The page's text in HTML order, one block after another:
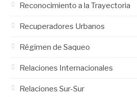
Reconocimiento a la Trayectoria
Recuperadores Urbanos
Régimen de Saqueo
Relaciones Internacionales
Relaciones Sur-Sur